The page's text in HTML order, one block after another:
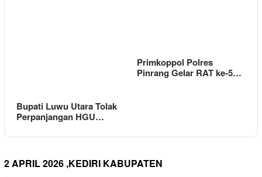
Bupati Luwu Utara Tolak
Perpanjangan HGU…
Primkoppol Polres
Pinrang Gelar RAT ke-5…
2 APRIL 2026 ,KEDIRI KABUPATEN